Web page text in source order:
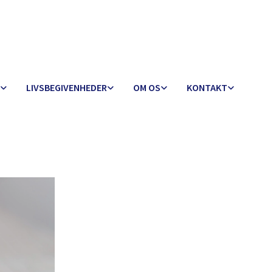
LIVSBEGIVENHEDER OM OS KONTAKT